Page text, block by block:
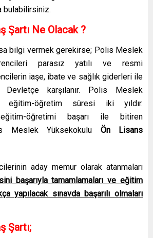
bulabilirsiniz.
Şartı Ne Olacak ?
bilgi vermek gerekirse; Polis Meslek
parasız yatılı ve resmi
iaşe, ibate ve sağlık giderleri ile
Devletçe karşılanır. Polis Meslek
eğitim-öğretim süresi iki yıldır.
eğitim-öğretimi başarı ile bitiren
Meslek Yüksekokulu Ön Lisans
aday memur olarak atanmaları
başarıyla tamamlamaları ve eğitim
yapılacak sınavda başarılı olmaları
Şartı;